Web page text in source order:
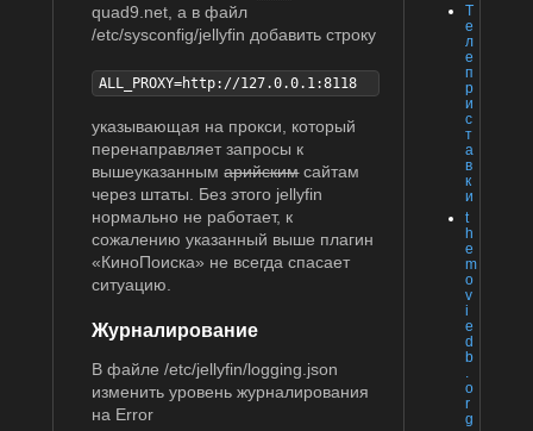
Т
е
л
е
п
р
и
с
т
а
в
к
и
t
h
e
m
o
v
i
e
d
b
.
o
r
g
quad9.net, а в файл
/etc/sysconfig/jellyfin добавить строку
ALL_PROXY=http://127.0.0.1:8118
указывающая на прокси, который
перенаправляет запросы к
вышеуказаннымарийскимсайтам
через штаты. Без этого jellyfin
нормально не работает, к
сожалению указанный выше плагин
«КиноПоиска» не всегда спасает
ситуацию.
Журналирование
В файле /etc/jellyfin/logging.json
изменить уровень журналирования
на Error